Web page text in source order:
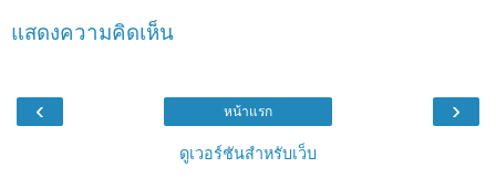
แสดงความคิดเห็น
‹ ›
หน้าแรก
ดูเวอร์ชันสำหรับเว็บ